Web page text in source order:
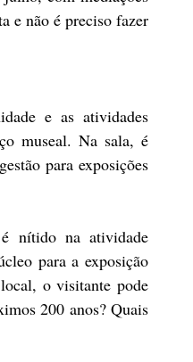
e não é preciso fazer
e as atividades
museal. Na sala, é
para exposições
nítido na atividade
para a exposição
o visitante pode
200 anos? Quais